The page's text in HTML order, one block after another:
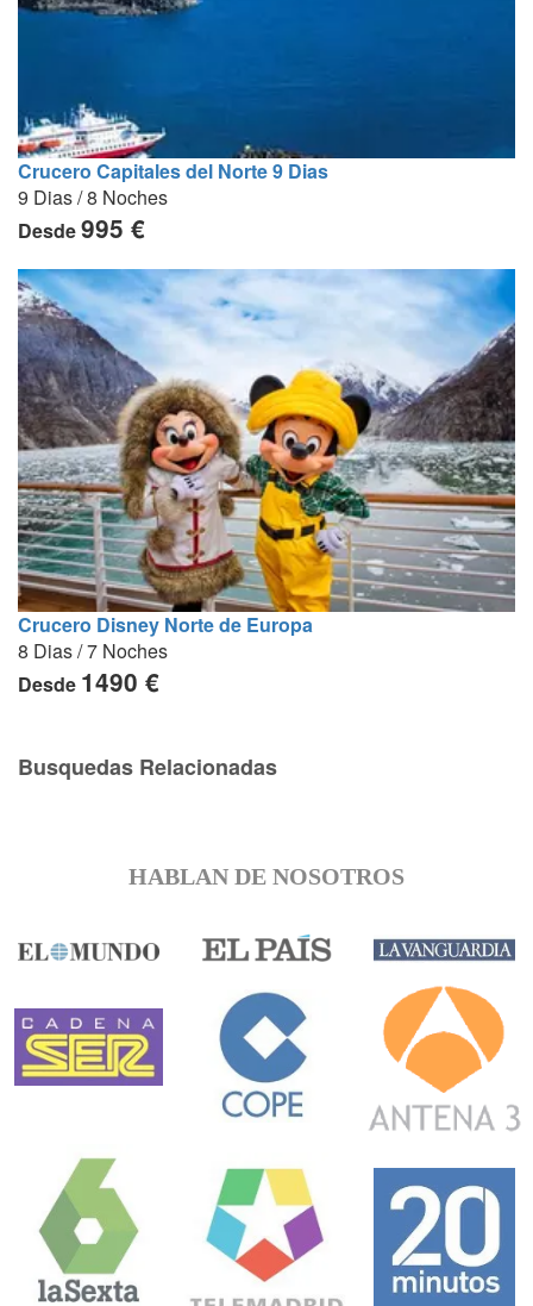
Crucero Capitales del Norte 9 Dias
9 Dias / 8 Noches
Desde995 €
Crucero Disney Norte de Europa
8 Dias / 7 Noches
Desde 1490 €
Busquedas Relacionadas
HABLAN DE NOSOTROS